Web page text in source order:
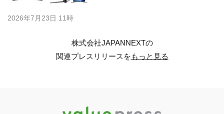
2026年7月23日 11時
株式会社JAPANNEXTの
関連プレスリリースをもっと見る